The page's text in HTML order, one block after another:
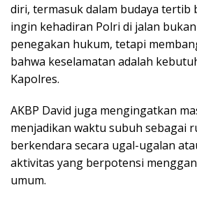
diri, termasuk dalam budaya tertib
ingin kehadiran Polri di jalan
penegakan hukum, tetapi
bahwa keselamatan adalah
Kapolres.
AKBP David juga mengingatkan
menjadikan waktu subuh sebagai
berkendara secara ugal-ugalan
aktivitas yang berpotensi
umum.